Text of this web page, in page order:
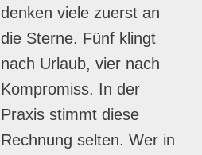
denken viele zuerst an
die Sterne. Fünf klingt
nach Urlaub, vier nach
Kompromiss. In der
Praxis stimmt diese
Rechnung selten. Wer in